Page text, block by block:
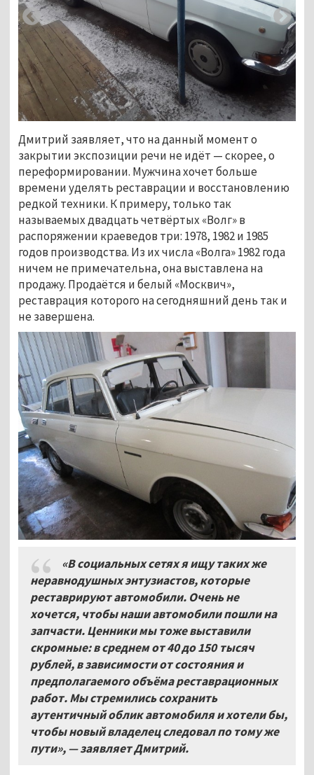
Дмитрий заявляет, что на данный момент о
закрытии экспозиции речи не идёт — скорее, о
переформировании. Мужчина хочет больше
времени уделять реставрации и восстановлению
редкой техники. К примеру, только так
называемых двадцать четвёртых «Волг» в
распоряжении краеведов три: 1978, 1982 и 1985
годов производства. Из их числа «Волга» 1982 года
ничем не примечательна, она выставлена на
продажу. Продаётся и белый «Москвич»,
реставрация которого на сегодняшний день так и
не завершена.
«В социальных сетях я ищу таких же
неравнодушных энтузиастов, которые
реставрируют автомобили. Очень не
хочется, чтобы наши автомобили пошли на
запчасти. Ценники мы тоже выставили
скромные: в среднем от 40 до 150 тысяч
рублей, в зависимости от состояния и
предполагаемого объёма реставрационных
работ. Мы стремились сохранить
аутентичный облик автомобиля и хотели бы,
чтобы новый владелец следовал по тому же
пути», — заявляет Дмитрий.